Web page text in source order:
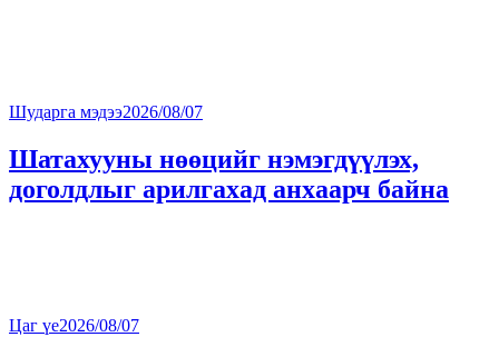
Шударга мэдээ2026/08/07
Шатахууны нөөцийг нэмэгдүүлэх,
доголдлыг арилгахад анхаарч байна
Цаг үе2026/08/07